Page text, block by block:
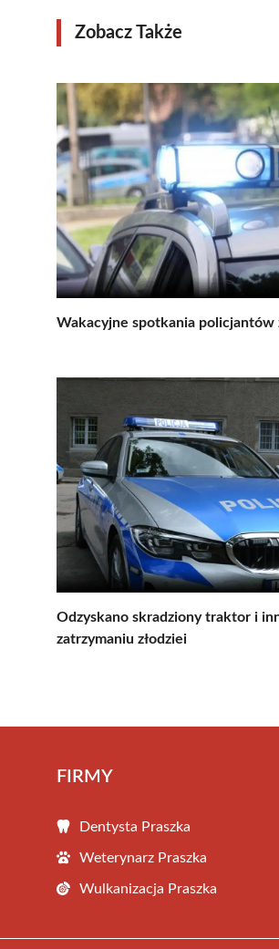
Zobacz Także
Wakacyjne spotkania policjantów
Odzyskano skradziony traktor i
zatrzymaniu złodziei
FIRMY
Dentysta Praszka
Weterynarz Praszka
Wulkanizacja Praszka